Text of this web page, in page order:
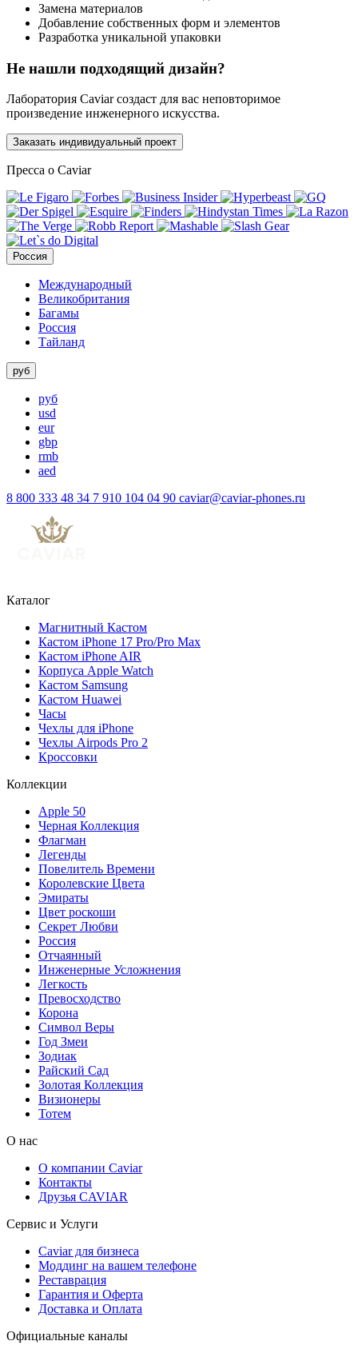
Замена материалов
Добавление собственных форм и элементов
Разработка уникальной упаковки
Не нашли подходящий дизайн?
Лаборатория Caviar создаст для вас неповторимое
произведение инженерного искусства.
Заказать индивидуальный проект
Пресса о Caviar
Россия
Международный
Великобритания
Багамы
Россия
Тайланд
руб
руб
usd
eur
gbp
rmb
aed
8 800 333 48 34 7 910 104 04 90 caviar@caviar-phones.ru
Каталог
Магнитный Кастом
Кастом iPhone 17 Pro/Pro Max
Кастом iPhone AIR
Корпуса Apple Watch
Кастом Samsung
Кастом Huawei
Часы
Чехлы для iPhone
Чехлы Airpods Pro 2
Кроссовки
Коллекции
Apple 50
Черная Коллекция
Флагман
Легенды
Повелитель Времени
Королевские Цвета
Эмираты
Цвет роскоши
Секрет Любви
Россия
Отчаянный
Инженерные Усложнения
Легкость
Превосходство
Корона
Символ Веры
Год Змеи
Зодиак
Райский Сад
Золотая Коллекция
Визионеры
Тотем
О нас
О компании Caviar
Контакты
Друзья CAVIAR
Сервис и Услуги
Caviar для бизнеса
Моддинг на вашем телефоне
Реставрация
Гарантия и Оферта
Доставка и Оплата
Официальные каналы